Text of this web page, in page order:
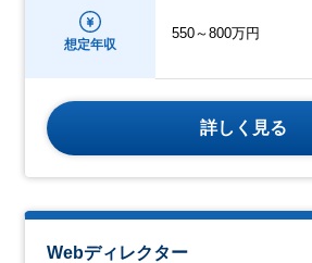
想定年収
550～800万円
詳しく見る
Webディレクター